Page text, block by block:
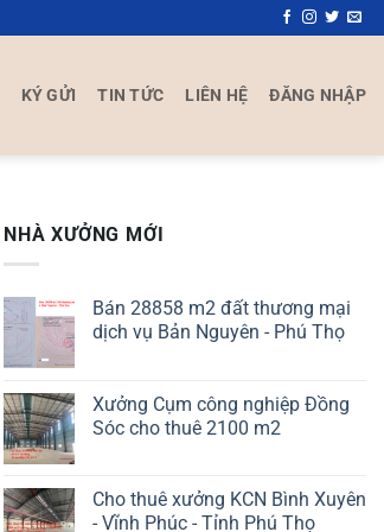
KÝ GỬI TIN TỨC LIÊN HỆ ĐĂNG NHẬP
NHÀ XƯỞNG MỚI
Bán 28858 m2 đất thương mại
dịch vụ Bản Nguyên - Phú Thọ
Xưởng Cụm công nghiệp Đồng
Sóc cho thuê 2100 m2
Cho thuê xưởng KCN Bình Xuyên
- Vĩnh Phúc - Tỉnh Phú Thọ